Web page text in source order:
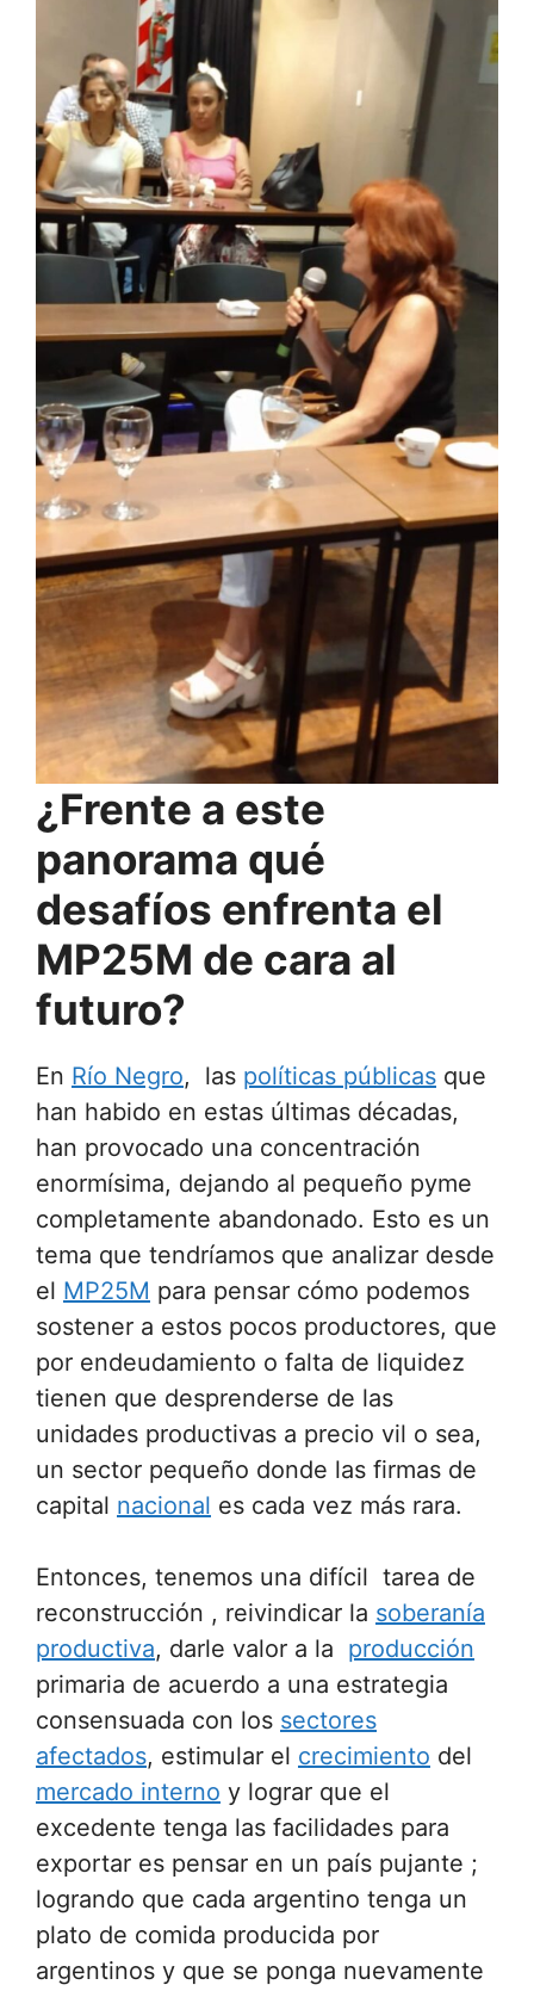
¿Frente a este
panorama qué
desafíos enfrenta el
MP25M de cara al
futuro?
En Río Negro, las políticas públicas que
han habido en estas últimas décadas,
han provocado una concentración
enormísima, dejando al pequeño pyme
completamente abandonado. Esto es un
tema que tendríamos que analizar desde
el MP25M para pensar cómo podemos
sostener a estos pocos productores, que
por endeudamiento o falta de liquidez
tienen que desprenderse de las
unidades productivas a precio vil o sea,
un sector pequeño donde las firmas de
capital nacional es cada vez más rara.
Entonces, tenemos una difícil tarea de
reconstrucción , reivindicar la soberanía
productiva, darle valor a la producción
primaria de acuerdo a una estrategia
consensuada con los sectores
afectados, estimular el crecimiento del
mercado interno y lograr que el
excedente tenga las facilidades para
exportar es pensar en un país pujante ;
logrando que cada argentino tenga un
plato de comida producida por
argentinos y que se ponga nuevamente